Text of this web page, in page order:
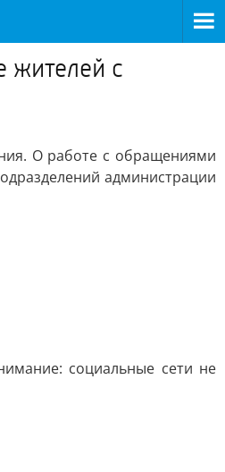
жителей с
О работе с обращениями
администрации
социальные сети не